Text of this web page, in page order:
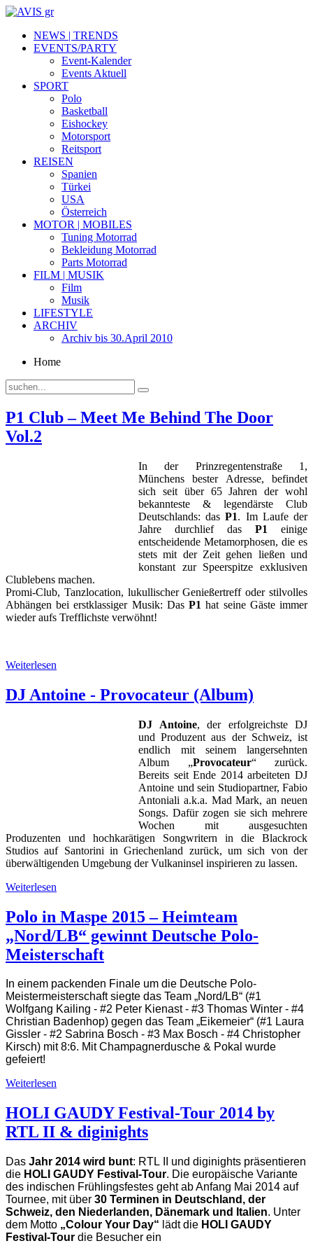
NEWS | TRENDS
EVENTS/PARTY
Event-Kalender
Events Aktuell
SPORT
Polo
Basketball
Eishockey
Motorsport
Reitsport
REISEN
Spanien
Türkei
USA
Österreich
MOTOR | MOBILES
Tuning Motorrad
Bekleidung Motorrad
Parts Motorrad
FILM | MUSIK
Film
Musik
LIFESTYLE
ARCHIV
Archiv bis 30.April 2010
Home
P1 Club – Meet Me Behind The Door
Vol.2
In der Prinzregentenstraße 1,
Münchens bester Adresse, befindet
sich seit über 65 Jahren der wohl
bekannteste & legendärste Club
Deutschlands: dasP1. Im Laufe der
Jahre durchlief das P1
einige
entscheidende Metamorphosen, die es
stets mit der Zeit gehen ließen und
konstant zur Speerspitze exklusiven
Clublebens machen.
Promi-Club, Tanzlocation, lukullischer Genießertreff oder stilvolles
Abhängen bei erstklassiger Musik: DasP1 hat seine Gäste immer
wieder aufs Trefflichste verwöhnt!
Weiterlesen
DJ Antoine - Provocateur (Album)
DJ Antoine, der erfolgreichste DJ
und Produzent aus der Schweiz, ist
endlich mit seinem langersehnten
Album „Provocateur“ zurück.
Bereits seit Ende 2014 arbeiteten DJ
Antoine und sein Studiopartner, Fabio
Antoniali a.k.a. Mad Mark, an neuen
Songs. Dafür zogen sie sich mehrere
Wochen mit ausgesuchten
Produzenten und hochkarätigen Songwritern in die Blackrock
Studios auf Santorini in Griechenland zurück, um sich von der
überwältigenden Umgebung der Vulkaninsel inspirieren zu lassen.
Weiterlesen
Polo in Maspe 2015 – Heimteam
„Nord/LB“ gewinnt Deutsche Polo-
Meisterschaft
In einem packenden Finale um die Deutsche Polo-
Meistermeisterschaft siegte das Team „Nord/LB“ (#1
Wolfgang Kailing - #2 Peter Kienast - #3 Thomas Winter - #4
Christian Badenhop) gegen das Team „Eikemeier“ (#1 Laura
Gissler - #2 Sabrina Bosch - #3 Max Bosch - #4 Christopher
Kirsch) mit 8:6. Mit Champagnerdusche & Pokal wurde
gefeiert!
Weiterlesen
HOLI GAUDY Festival-Tour 2014 by
RTL II & diginights
Das Jahr 2014 wird bunt: RTL II und diginights präsentieren
die HOLI GAUDY Festival-Tour. Die europäische Variante
des indischen Frühlingsfestes geht ab Anfang Mai 2014 auf
Tournee, mit über 30 Terminen in Deutschland, der
Schweiz, den Niederlanden, Dänemark und Italien. Unter
dem Motto „Colour Your Day“ lädt die HOLI GAUDY
Festival-Tour die Besucher ein